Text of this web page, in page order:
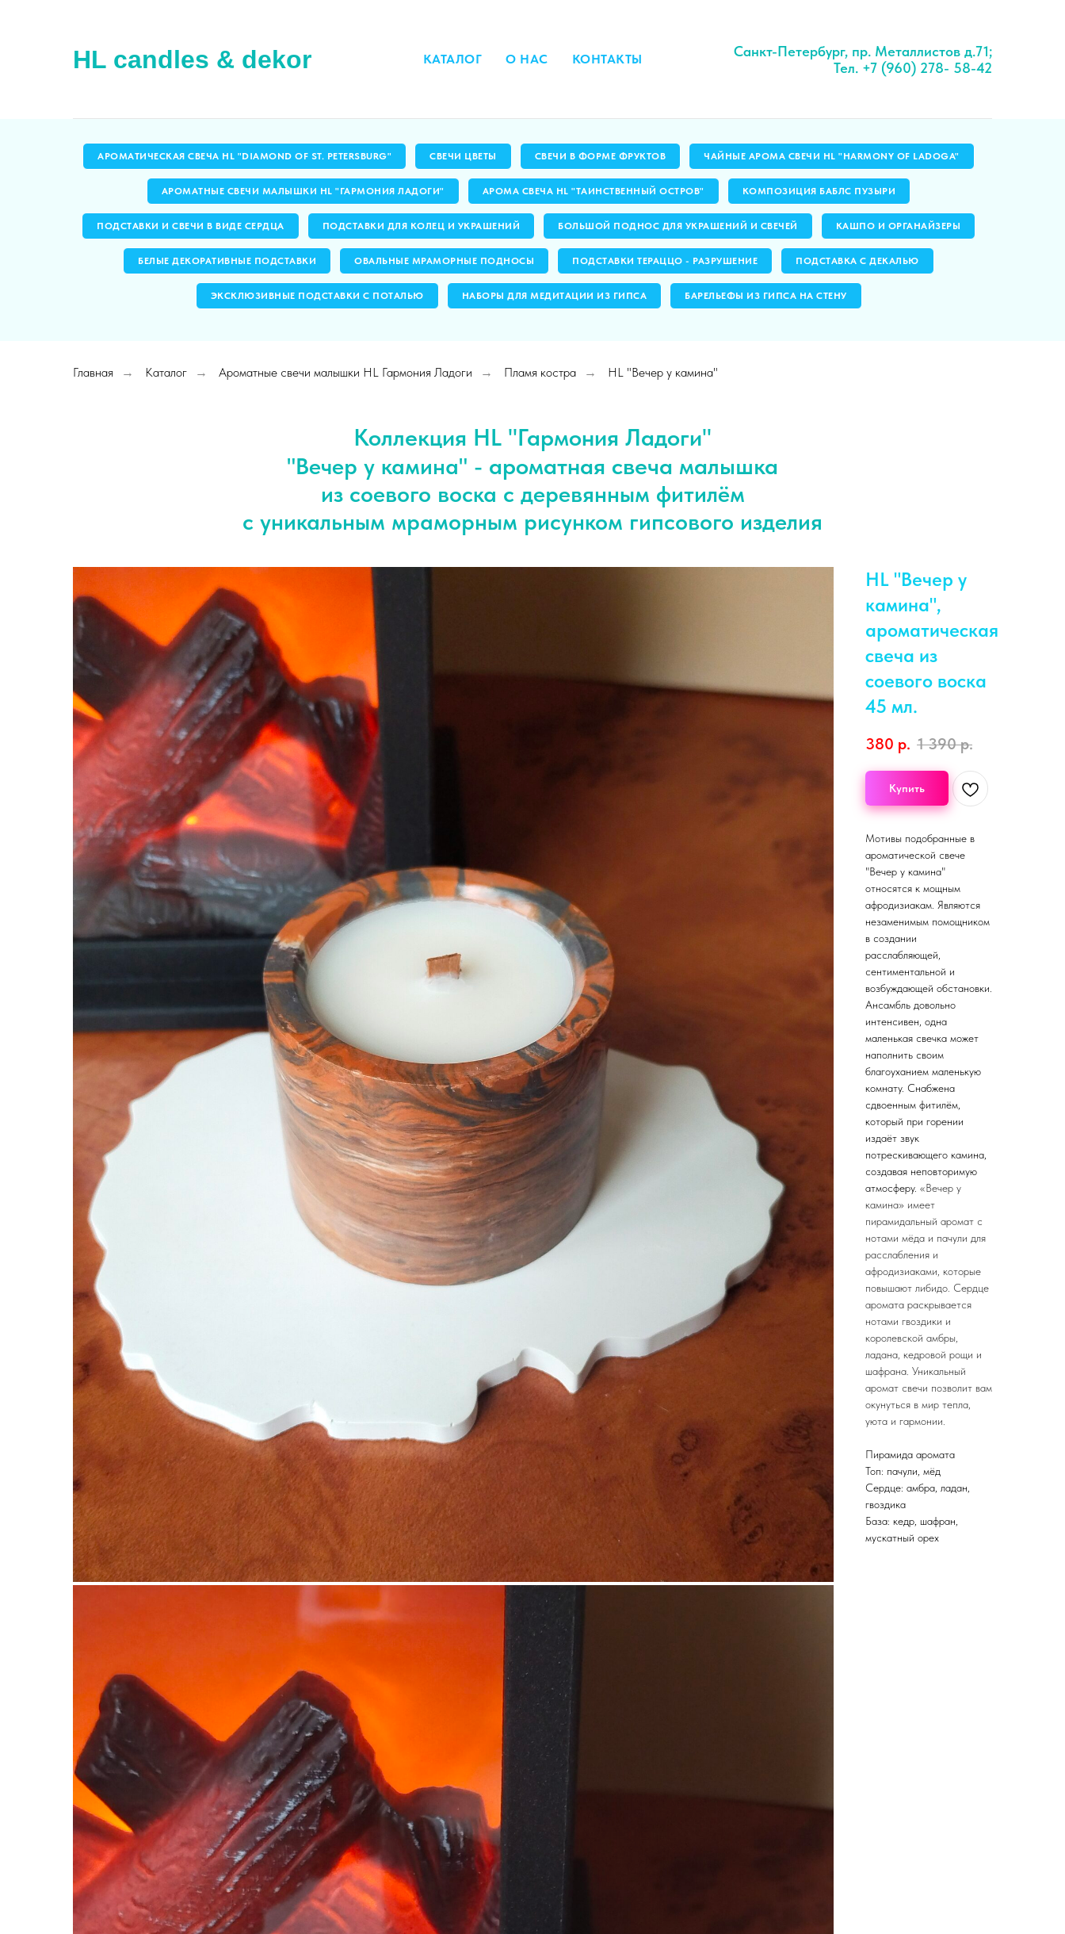
HL candles & dekor КАТАЛОГ О НАС КОНТАКТЫ
Санкт-Петербург, пр. Металлистов д.71;
Тел. +7 (960) 278- 58-42
АРОМАТИЧЕСКАЯ СВЕЧА HL "DIAMOND OF ST. PETERSBURG" СВЕЧИ ЦВЕТЫ СВЕЧИ В ФОРМЕ ФРУКТОВ ЧАЙНЫЕ АРОМА СВЕЧИ HL "HARMONY OF LADOGA"
АРОМАТНЫЕ СВЕЧИ МАЛЫШКИ HL "ГАРМОНИЯ ЛАДОГИ" АРОМА СВЕЧА HL "ТАИНСТВЕННЫЙ ОСТРОВ" КОМПОЗИЦИЯ БАБЛС ПУЗЫРИ
ПОДСТАВКИ И СВЕЧИ В ВИДЕ СЕРДЦА ПОДСТАВКИ ДЛЯ КОЛЕЦ И УКРАШЕНИЙ БОЛЬШОЙ ПОДНОС ДЛЯ УКРАШЕНИЙ И СВЕЧЕЙ КАШПО И ОРГАНАЙЗЕРЫ
БЕЛЫЕ ДЕКОРАТИВНЫЕ ПОДСТАВКИ ОВАЛЬНЫЕ МРАМОРНЫЕ ПОДНОСЫ ПОДСТАВКИ ТЕРАЦЦО - РАЗРУШЕНИЕ ПОДСТАВКА С ДЕКАЛЬЮ
ЭКСКЛЮЗИВНЫЕ ПОДСТАВКИ С ПОТАЛЬЮ НАБОРЫ ДЛЯ МЕДИТАЦИИ ИЗ ГИПСА БАРЕЛЬЕФЫ ИЗ ГИПСА НА СТЕНУ
Главная → Каталог → Ароматные свечи малышки HL Гармония Ладоги → Пламя костра → HL "Вечер у камина"
Коллекция HL "Гармония Ладоги"
"Вечер у камина" - ароматная свеча малышка
из соевого воска с деревянным фитилём
с уникальным мраморным рисунком гипсового изделия
HL "Вечер у
камина",
ароматическая
свеча из
соевого воска
45 мл.
380 р. 1 390 р.
Купить
Мотивы подобранные в
ароматической свече
"Вечер у камина"
относятся к мощным
афродизиакам. Являются
незаменимым помощником
в создании
расслабляющей,
сентиментальной и
возбуждающей обстановки.
Ансамбль довольно
интенсивен, одна
маленькая свечка может
наполнить своим
благоуханием маленькую
комнату. Снабжена
сдвоенным фитилём,
который при горении
издаёт звук
потрескивающего камина,
создавая неповторимую
атмосферу. «Вечер у
камина» имеет
пирамидальный аромат с
нотами мёда и пачули для
расслабления и
афродизиаками, которые
повышают либидо. Сердце
аромата раскрывается
нотами гвоздики и
королевской амбры,
ладана, кедровой рощи и
шафрана. Уникальный
аромат свечи позволит вам
окунуться в мир тепла,
уюта и гармонии.
Пирамида аромата
Топ: пачули, мёд
Сердце: амбра, ладан,
гвоздика
База: кедр, шафран,
мускатный орех